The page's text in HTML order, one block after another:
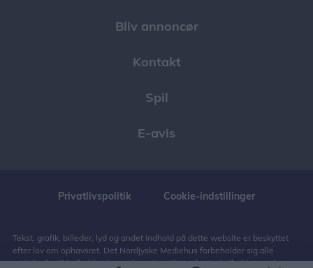
Bliv annoncør
Kontakt
Spil
E-avis
Privatlivspolitik Cookie-indstillinger
Tekst, grafik, billeder, lyd og andet indhold på dette website er beskyttet
efter lov om ophavsret. Det Nordjyske Mediehus forbeholder sig alle
rettigheder til indholdet, herunder retten til at udnytte indholdet med